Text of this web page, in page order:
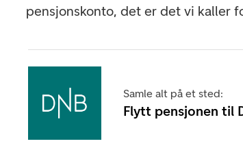
pensjonskonto, det er det vi kaller
Samle alt på et sted:
Flytt pensjonen til